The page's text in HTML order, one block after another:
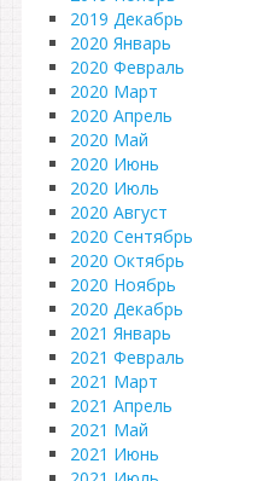
2019 Декабрь
2020 Январь
2020 Февраль
2020 Март
2020 Апрель
2020 Май
2020 Июнь
2020 Июль
2020 Август
2020 Сентябрь
2020 Октябрь
2020 Ноябрь
2020 Декабрь
2021 Январь
2021 Февраль
2021 Март
2021 Апрель
2021 Май
2021 Июнь